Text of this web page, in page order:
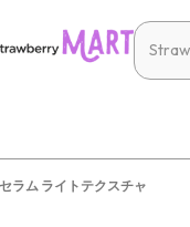
ラム ライトテクスチャ